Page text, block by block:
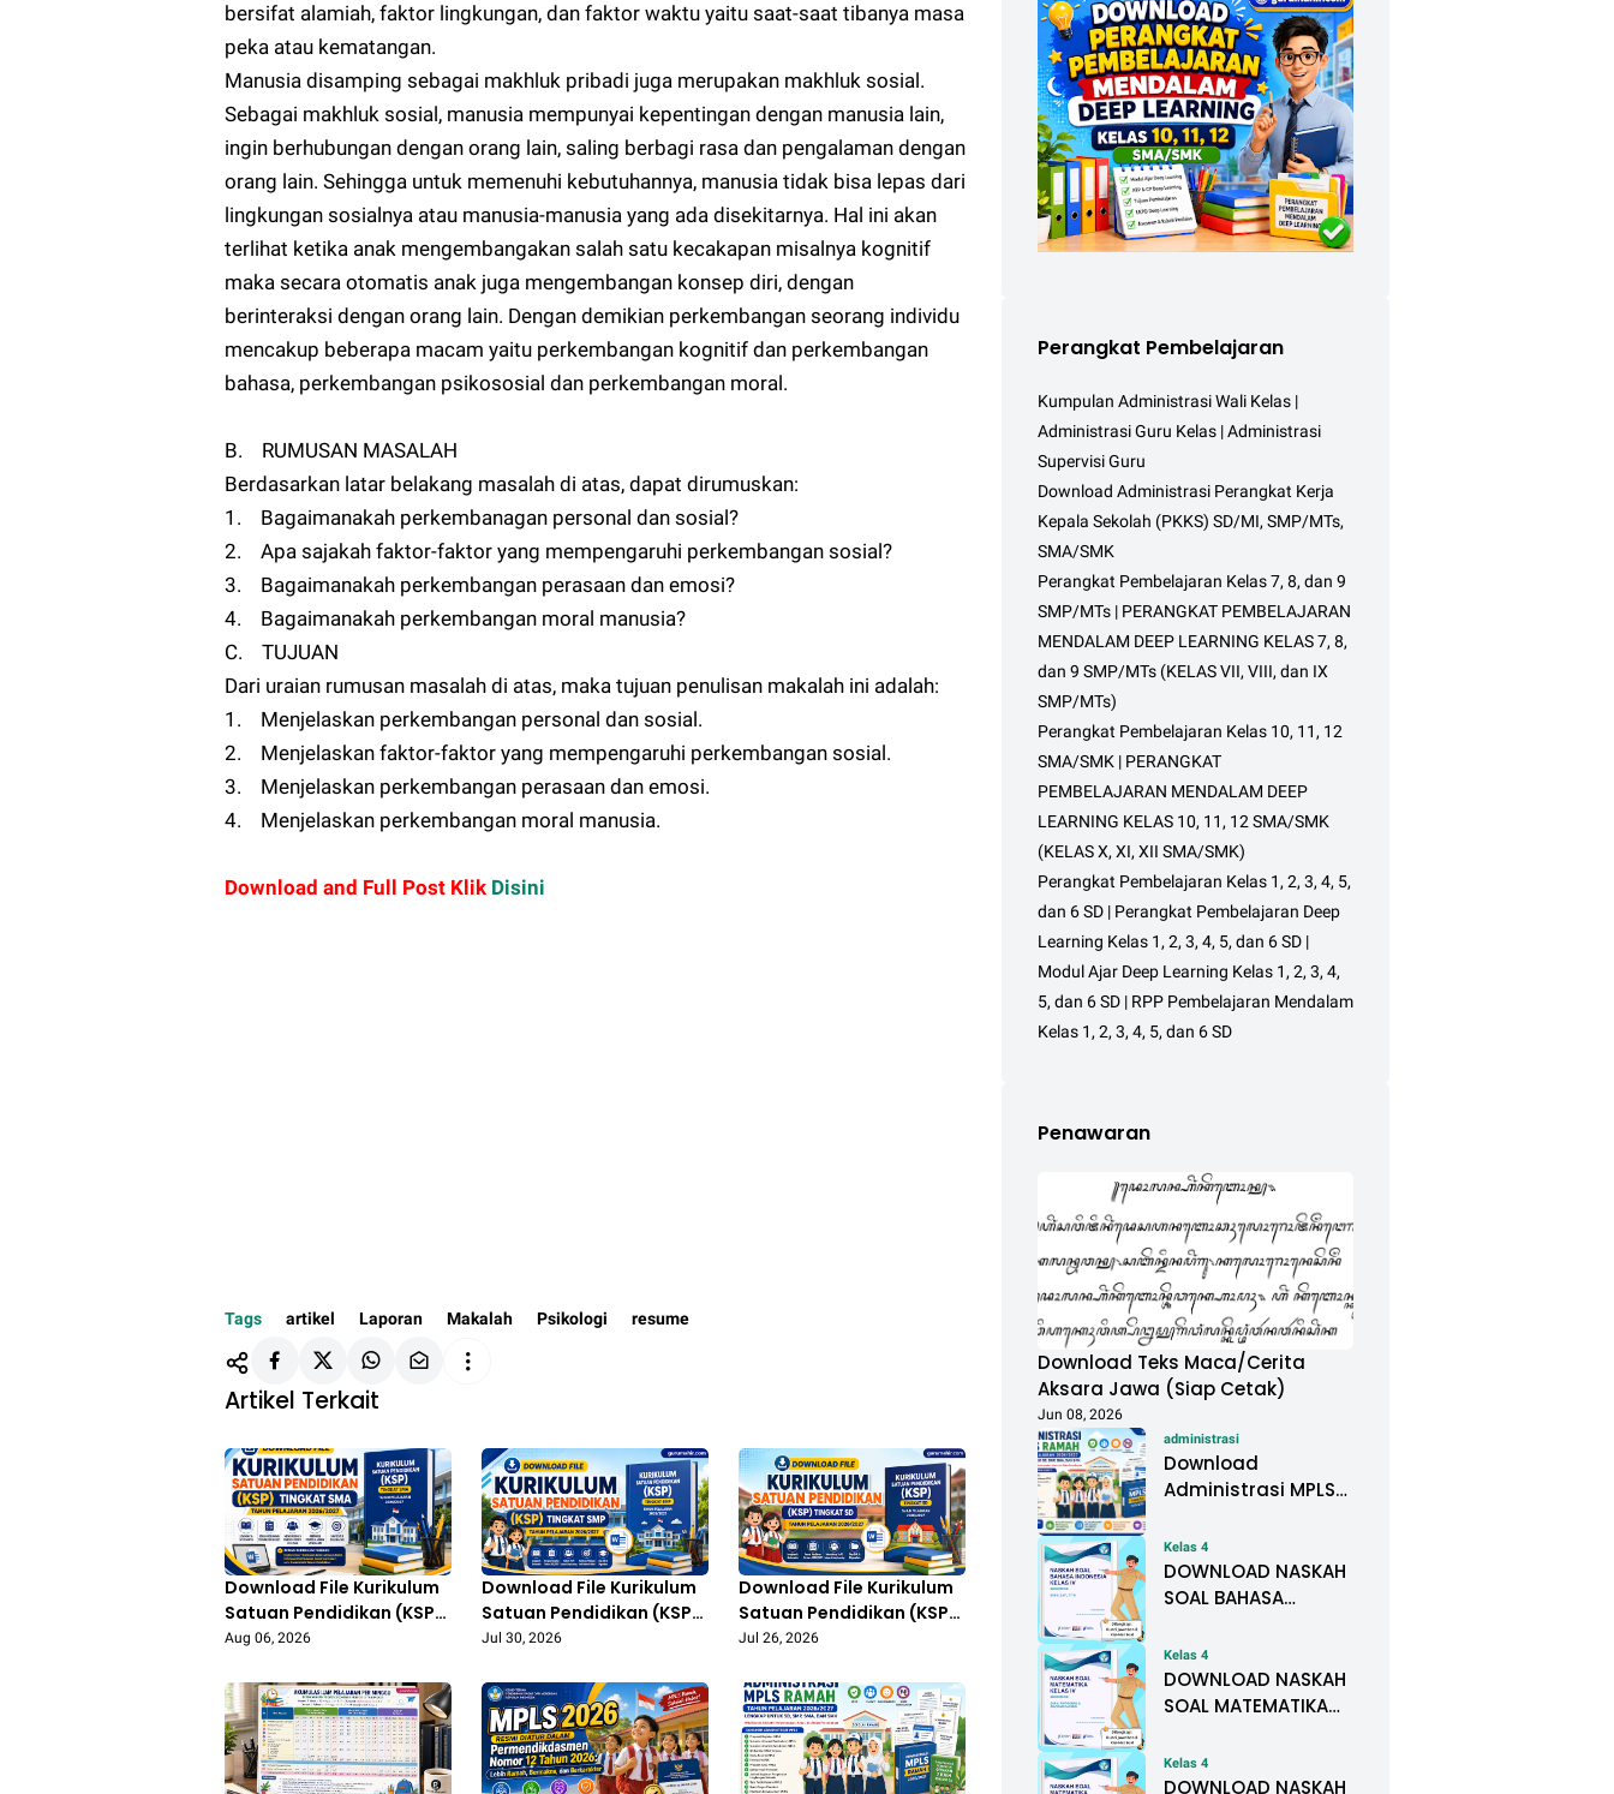
bersifat alamiah, faktor lingkungan, dan faktor waktu yaitu saat-saat tibanya masa
peka atau kematangan.
Manusia disamping sebagai makhluk pribadi juga merupakan makhluk sosial.
Sebagai makhluk sosial, manusia mempunyai kepentingan dengan manusia lain,
ingin berhubungan dengan orang lain, saling berbagi rasa dan pengalaman dengan
orang lain. Sehingga untuk memenuhi kebutuhannya, manusia tidak bisa lepas dari
lingkungan sosialnya atau manusia-manusia yang ada disekitarnya. Hal ini akan
terlihat ketika anak mengembangakan salah satu kecakapan misalnya kognitif
maka secara otomatis anak juga mengembangan konsep diri, dengan
berinteraksi dengan orang lain. Dengan demikian perkembangan seorang individu
mencakup beberapa macam yaitu perkembangan kognitif dan perkembangan
bahasa, perkembangan psikososial dan perkembangan moral.
B. RUMUSAN MASALAH
Berdasarkan latar belakang masalah di atas, dapat dirumuskan:
1. Bagaimanakah perkembanagan personal dan sosial?
2. Apa sajakah faktor-faktor yang mempengaruhi perkembangan sosial?
3. Bagaimanakah perkembangan perasaan dan emosi?
4. Bagaimanakah perkembangan moral manusia?
C. TUJUAN
Dari uraian rumusan masalah di atas, maka tujuan penulisan makalah ini adalah:
1. Menjelaskan perkembangan personal dan sosial.
2. Menjelaskan faktor-faktor yang mempengaruhi perkembangan sosial.
3. Menjelaskan perkembangan perasaan dan emosi.
4. Menjelaskan perkembangan moral manusia.
Download and Full Post Klik Disini
Tags artikel Laporan Makalah Psikologi resume
Artikel Terkait
Download File Kurikulum
Satuan Pendidikan (KSP)
Tingkat SMA Tahun
Aug 06, 2026
Download File Kurikulum
Satuan Pendidikan (KSP)
Tingkat SMP Tahun
Jul 30, 2026
Download File Kurikulum
Satuan Pendidikan (KSP)
Tingkat SD Tahun
Jul 26, 2026
Perangkat Pembelajaran
Kumpulan Administrasi Wali Kelas |
Administrasi Guru Kelas | Administrasi
Supervisi Guru
Download Administrasi Perangkat Kerja
Kepala Sekolah (PKKS) SD/MI, SMP/MTs,
SMA/SMK
Perangkat Pembelajaran Kelas 7, 8, dan 9
SMP/MTs | PERANGKAT PEMBELAJARAN
MENDALAM DEEP LEARNING KELAS 7, 8,
dan 9 SMP/MTs (KELAS VII, VIII, dan IX
SMP/MTs)
Perangkat Pembelajaran Kelas 10, 11, 12
SMA/SMK | PERANGKAT
PEMBELAJARAN MENDALAM DEEP
LEARNING KELAS 10, 11, 12 SMA/SMK
(KELAS X, XI, XII SMA/SMK)
Perangkat Pembelajaran Kelas 1, 2, 3, 4, 5,
dan 6 SD | Perangkat Pembelajaran Deep
Learning Kelas 1, 2, 3, 4, 5, dan 6 SD |
Modul Ajar Deep Learning Kelas 1, 2, 3, 4,
5, dan 6 SD | RPP Pembelajaran Mendalam
Kelas 1, 2, 3, 4, 5, dan 6 SD
Penawaran
Download Teks Maca/Cerita
Aksara Jawa (Siap Cetak)
Jun 08, 2026
administrasi
Download
Administrasi MPLS
Pelajaran
2026/2027 Lengkap
untuk PAUD, SD, SMP,
Kelas 4
DOWNLOAD NASKAH
SOAL BAHASA
SEMESTER II BAB 6.
SATU TITIK
Kelas 4
DOWNLOAD NASKAH
SOAL MATEMATIKA
BAB 6. PIKTOGRAM
DAN DIAGRAM
Kelas 4
DOWNLOAD NASKAH